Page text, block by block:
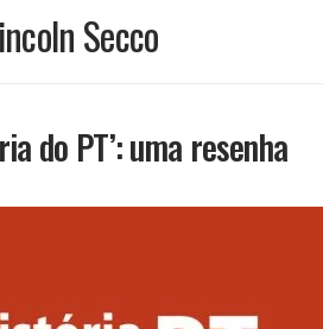
Secco
do PT’: uma resenha